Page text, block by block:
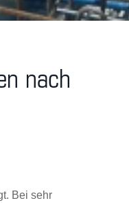
nach
Bei sehr